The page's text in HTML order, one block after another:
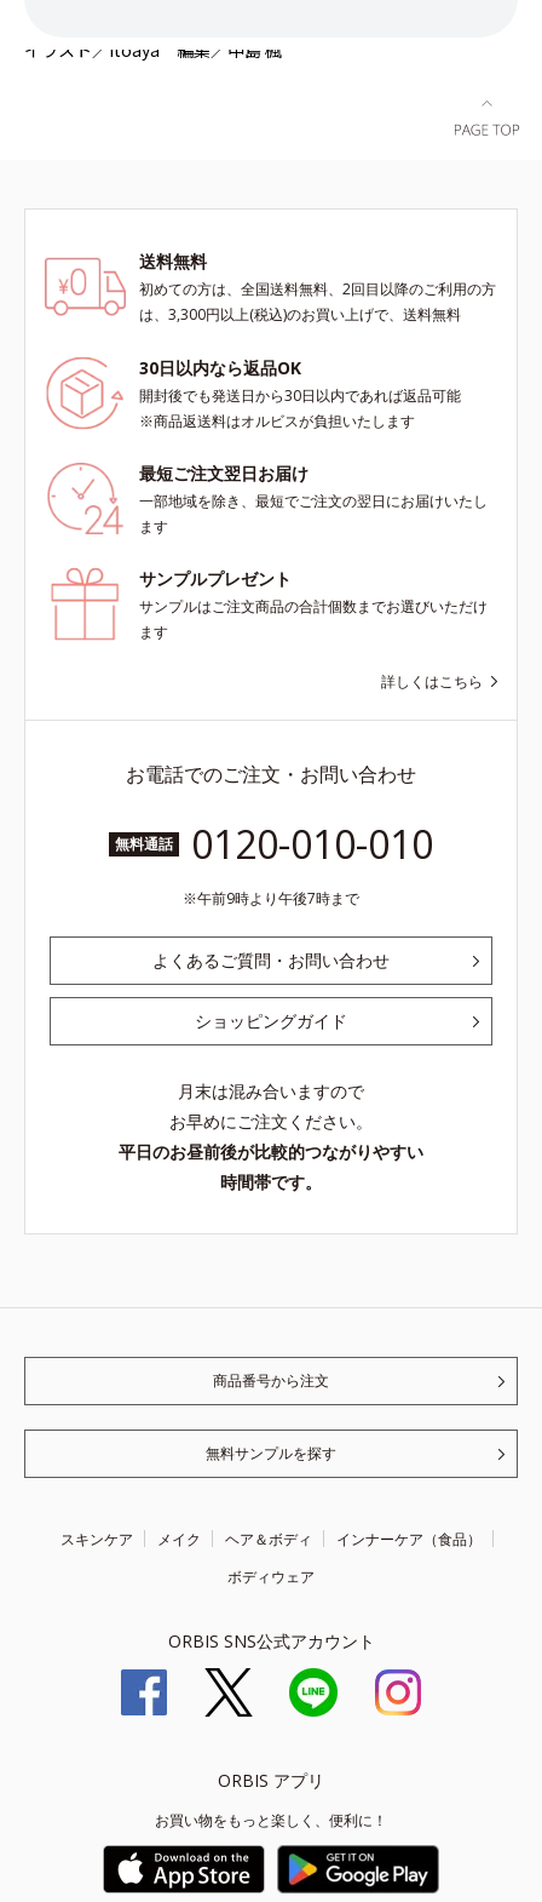
直近のキャンペーン情報はこちら
STEP 2 配送日と間隔を選ぶ
30日ごと／45日ごと／60日ごと／90日ごと
詳細はこちら
合は、ボタンをタップしてON（グリーン）にします。こ
れで完了です！
通知を見逃してしまったときは、ホーム画面右上のベル
のマークをタップすると、最新のお知らせをご覧いただ
お気に入りに追加した記事を読み返す方法はこちら
イラスト／itoaya 編集／中島 楓
送料無料
初めての方は、全国送料無料、2回目以降のご利用の方
は、3,300円以上(税込)のお買い上げで、送料無料
30日以内なら返品OK
開封後でも発送日から30日以内であれば返品可能
※商品返送料はオルビスが負担いたします
最短ご注文翌日お届け
一部地域を除き、最短でご注文の翌日にお届けいたし
ます
サンプルプレゼント
サンプルはご注文商品の合計個数までお選びいただけ
ます
詳しくはこちら
お電話でのご注文・お問い合わせ
無料通話 0120-010-010
午前9時より午後7時まで
よくあるご質問・お問い合わせ
ショッピングガイド
月末は混み合いますので
お早めにご注文ください。
平日のお昼前後が比較的つながりやすい
時間帯です。
商品番号から注文
無料サンプルを探す
スキンケア メイク ヘア＆ボディ
インナーケア（食品）
ボディウェア
ORBIS SNS公式アカウント
ORBIS アプリ
お買い物をもっと楽しく、便利に！